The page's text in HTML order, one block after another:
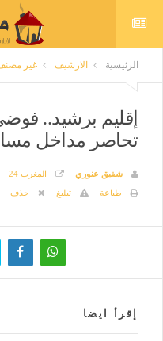
الرئيسية الارشيف غير
إقليم برشيد..
تحاصر مداخل
شفيق عنوري المغرب 24
طباعة
تبليغ حذف
إقرأ ايضا